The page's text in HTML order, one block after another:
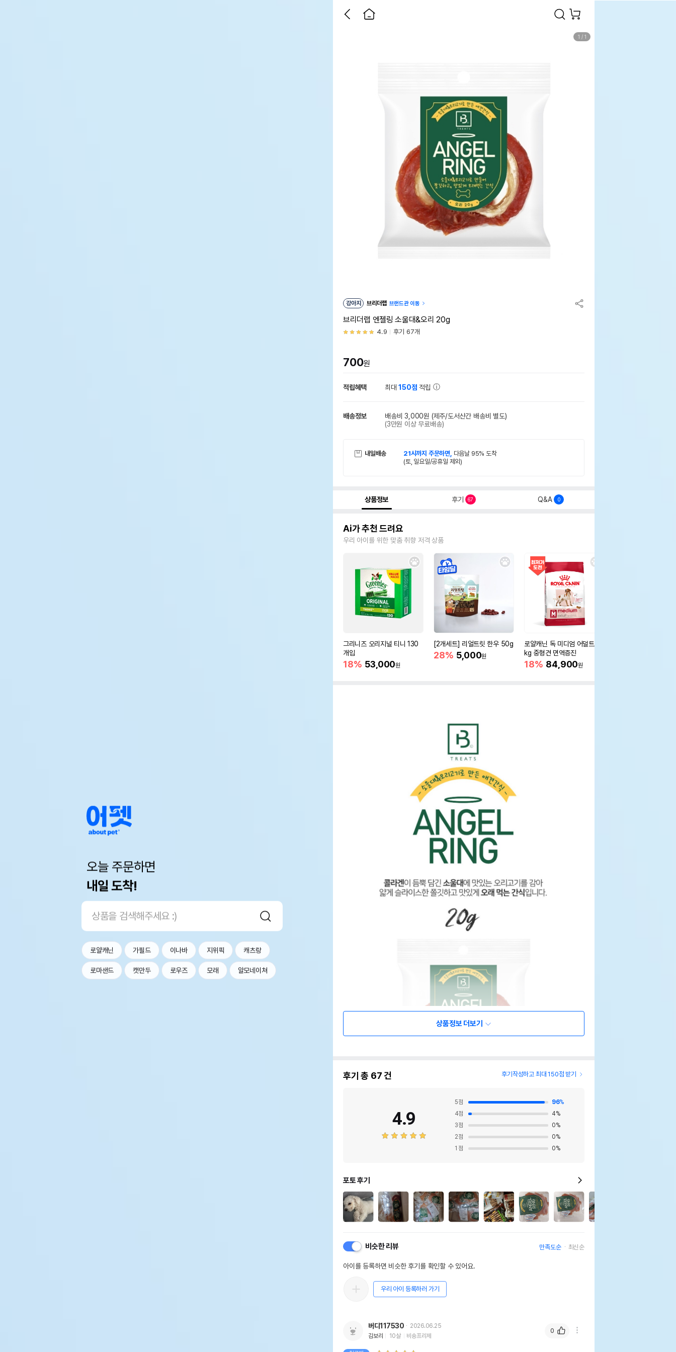
오늘 주문하면
내일 도착!
로얄캐닌 가필드 이나바 지위픽 캐츠랑
로마샌드 캣만두 로우즈 모래 알모네이쳐
1 / 1
강아지 브리더랩 브랜드관 이동
브리더랩 엔젤링 소울대&오리 20g
4.9 후기 67개
700원
적립혜택 최대150점 적립
배송정보 배송비 3,000원 (제주/도서산간 배송비 별도)
(3만원 이상 무료배송)
내일배송 21시까지 주문하면, 다음날 95% 도착
(토, 일요일/공휴일 제외)
상품정보 후기 67 Q&A 0
Ai가 추천 드려요
우리 아이를 위한 맞춤 취향 저격 상품
그리니즈 오리지널 티니 130
개입
18% 53,000원
[2개세트] 리얼트릿 한우 50g
28% 5,000원
로얄캐닌 독 미디엄 어덜트 10
kg 중형견 면역증진
18% 84,900원
상품정보 더보기
후기 총 67건 후기작성하고 최대 150점 받기
4.9
5점 96%
4점 4%
3점 0%
2점 0%
1 점 0%
포토 후기
비슷한 리뷰 만족도순 최신순
아이를 등록하면 비슷한 후기를 확인할 수 있어요.
우리 아이 등록하러 가기
버디117530
2026.06.25
김보리
10살 비숑프리제
0